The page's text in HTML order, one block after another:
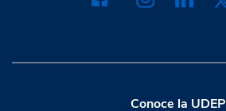
Conoce la UDEP